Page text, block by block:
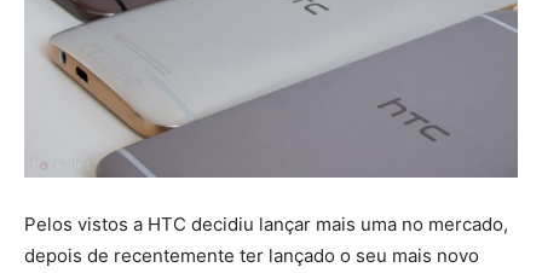
Pelos vistos a HTC decidiu lançar mais uma no mercado,
depois de recentemente ter lançado o seu mais novo